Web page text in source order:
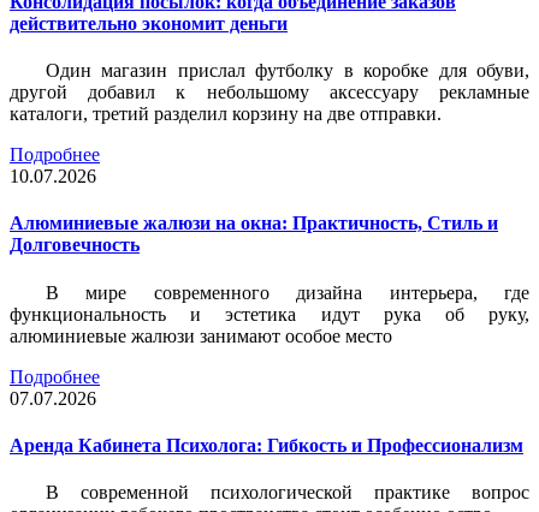
действительно экономит деньги
Один магазин прислал футболку в коробке для обуви,
другой добавил к небольшому аксессуару рекламные
каталоги, третий разделил корзину на две отправки.
Подробнее
10.07.2026
Алюминиевые жалюзи на окна: Практичность, Стиль и
Долговечность
В мире современного дизайна интерьера, где
функциональность и эстетика идут рука об руку,
алюминиевые жалюзи занимают особое место
Подробнее
07.07.2026
Аренда Кабинета Психолога: Гибкость и Профессионализм
В современной психологической практике вопрос